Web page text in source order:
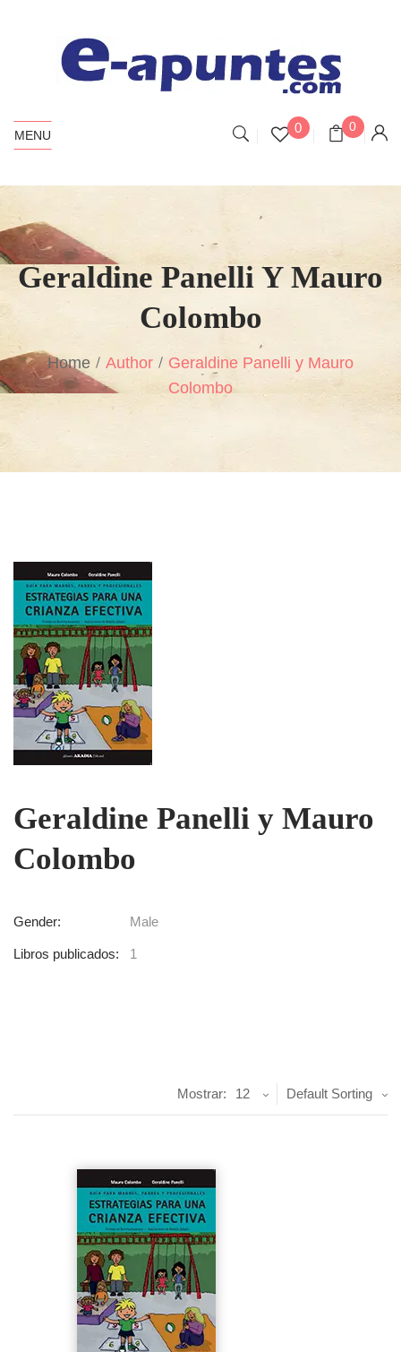
MENU 0 0
Geraldine Panelli Y Mauro
Colombo
Home Author
Geraldine Panelli y Mauro
Colombo
Geraldine Panelli y Mauro
Colombo
Gender: Male
Libros publicados: 1
Default Sorting
Mostrar: 12